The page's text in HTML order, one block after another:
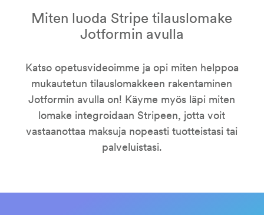
Miten luoda Stripe tilauslomake
Jotformin avulla
Katso opetusvideoimme ja opi miten helppoa
mukautetun tilauslomakkeen rakentaminen
Jotformin avulla on! Käyme myös läpi miten
lomake integroidaan Stripeen, jotta voit
vastaanottaa maksuja nopeasti tuotteistasi tai
palveluistasi.